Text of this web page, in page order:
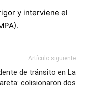
y interviene el
Artículo siguiente
de tránsito en La
colisionaron dos